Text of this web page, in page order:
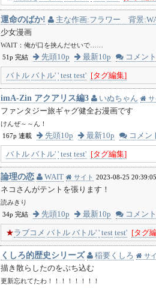
運命のばか!
主な作画:フラワー 背景
少女漫画
WAIT：俺が口を挟んだせいで……
51p 完結
先頭10p 最新10p コメント
バトル バトル' ' test test' [タグ編集]
imA-Zin アクアリス編3 いぬちゃん サ
ファンタジー旅ギャグ健全お漫画です
けんぜ～～ん！
167p 連載
先頭10p 最新10p コメン
バトル バトル' ' test test' [タグ編集]
論理の恋 WAIT サイト 2023-08-25 20:39:05
ネコさんがテントを張ります！
読みきり
34p 完結
先頭10p 最新10p コメント
★ラブコメ バトル バトル' ' test test' [タグ
くしろ的歴史シリーズ 稲要くしろ サ
描き散らしたのをぶち込む
更新忘れてたわ！！！！！！！！